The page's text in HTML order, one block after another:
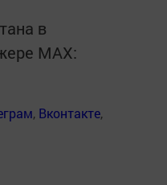
в
MАХ:
, Вконтакте,